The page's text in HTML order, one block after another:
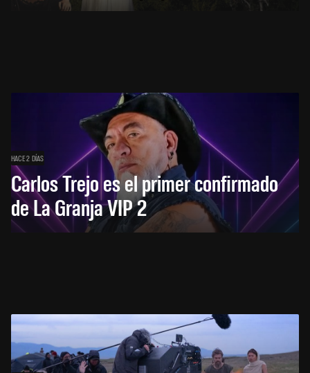
HACE 2 DÍAS
Carlos Trejo es el primer confirmado
de La Granja VIP 2